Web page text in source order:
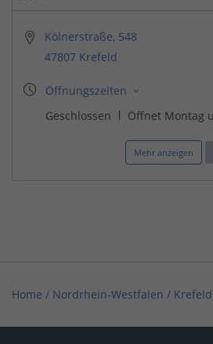
Kölnerstraße, 548
47807 Krefeld
Mehr anzeigen
Home / Nordrhein-Westfalen / Krefeld